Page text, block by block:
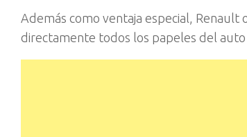
Además como ventaja especial,
directamente todos los papeles del